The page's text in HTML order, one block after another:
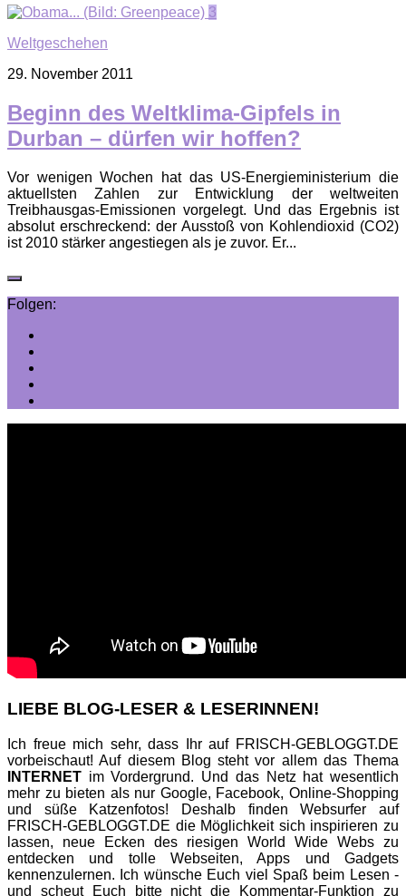
3
Weltgeschehen
29. November 2011
Beginn des Weltklima-Gipfels in
Durban – dürfen wir hoffen?
Vor wenigen Wochen hat das US-Energieministerium die
aktuellsten Zahlen zur Entwicklung der weltweiten
Treibhausgas-Emissionen vorgelegt. Und das Ergebnis ist
absolut erschreckend: der Ausstoß von Kohlendioxid (CO2)
ist 2010 stärker angestiegen als je zuvor. Er...
Folgen:
LIEBE BLOG-LESER & LESERINNEN!
Ich freue mich sehr, dass Ihr auf FRISCH-GEBLOGGT.DE
vorbeischaut! Auf diesem Blog steht vor allem das Thema
INTERNET im Vordergrund. Und das Netz hat wesentlich
mehr zu bieten als nur Google, Facebook, Online-Shopping
und süße Katzenfotos! Deshalb finden Websurfer auf
FRISCH-GEBLOGGT.DE die Möglichkeit sich inspirieren zu
lassen, neue Ecken des riesigen World Wide Webs zu
entdecken und tolle Webseiten, Apps und Gadgets
kennenzulernen. Ich wünsche Euch viel Spaß beim Lesen -
und scheut Euch bitte nicht die Kommentar-Funktion zu